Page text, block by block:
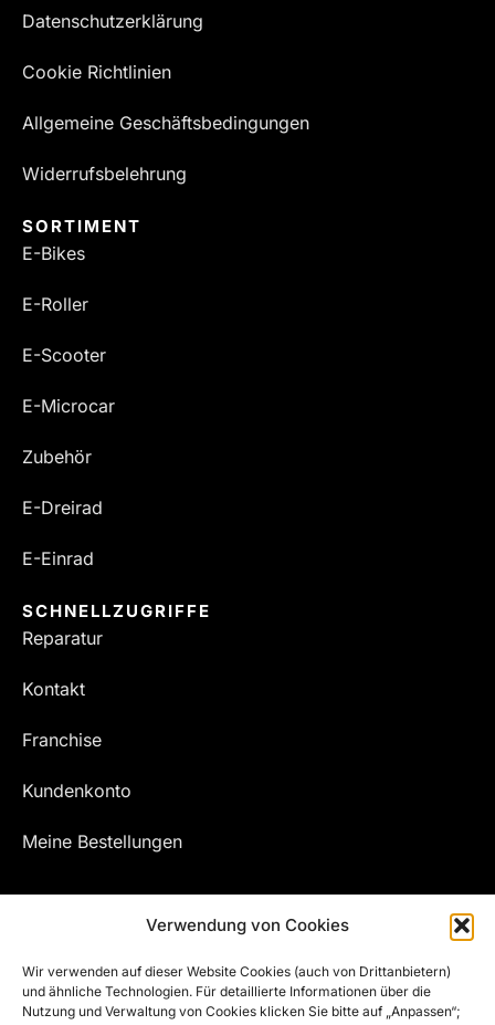
Verwendung von Cookies
Wir verwenden auf dieser Website Cookies (auch von Drittanbietern)
und ähnliche Technologien. Für detaillierte Informationen über die
Nutzung und Verwaltung von Cookies klicken Sie bitte auf „Anpassen“;
Datenschutzerklärung
Cookie Richtlinien
Allgemeine Geschäftsbedingungen
Widerrufsbelehrung
SORTIMENT
E-Bikes
E-Roller
E-Scooter
E-Microcar
Zubehör
E-Dreirad
E-Einrad
SCHNELLZUGRIFFE
Reparatur
Kontakt
Franchise
Kundenkonto
Meine Bestellungen